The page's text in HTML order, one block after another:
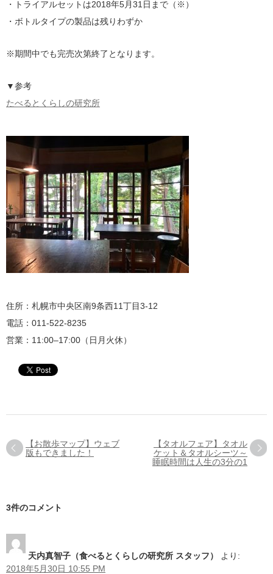
・トライアルセットは2018年5月31日まで（※）
・ボトルタイプの製品は残りわずか
※期間中でも完売次第終了となります。
▼参考
たべるとくらしの研究所
住所：札幌市中央区南9条西11丁目3-12
電話：011-522-8235
営業：11:00‒17:00（日月火休）
【お散歩マップ】ウェブ
版もできました！
【タオルフェア】タオル
ケット＆タオルシーツ～
睡眠時間は人生の3分の1
3件のコメント
天内真智子（食べるとくらしの研究所 スタッフ）
より:
2018年5月30日 10:55 PM